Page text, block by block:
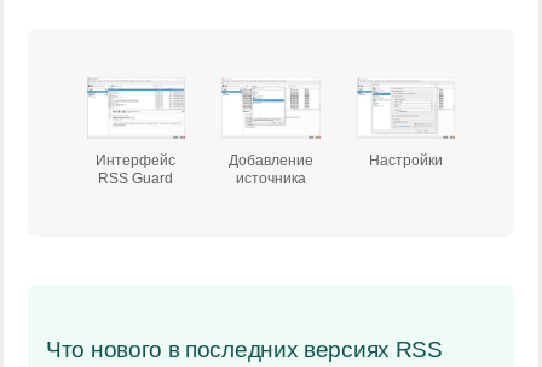
Интерфейс
RSS Guard
Добавление
источника
Настройки
Что нового в последних версиях RSS